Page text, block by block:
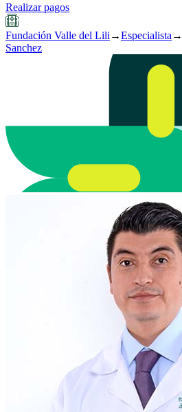
Realizar pagos
Fundación Valle del Lili →Especialista →
Sanchez